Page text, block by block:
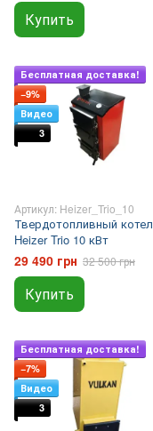
Купить
Подарок
Бесплатная доставка!
−9%
Видео
3
Артикул: Heizer_Trio_10
Твердотопливный котел
Heizer Trio 10 кВт
29 490 грн 32 500 грн
Купить
Подарок
Бесплатная доставка!
−7%
Видео
3